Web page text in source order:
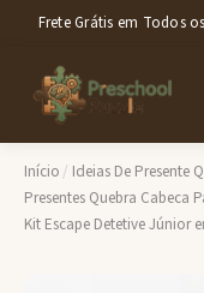
Frete Grátis em Todos
Início / Ideias De Presente
Presentes Quebra Cabeca
Kit Escape Detetive Júnior